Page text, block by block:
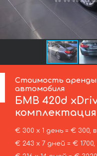
Стоимость
автомобиля
БМВ 420d
€ 300 х 1 день = € 300,
€ 243 х 7 дней = €